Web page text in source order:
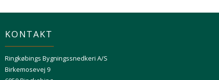
KONTAKT
Ringkøbings Bygningssnedkeri A/S
Birkemosevej 9